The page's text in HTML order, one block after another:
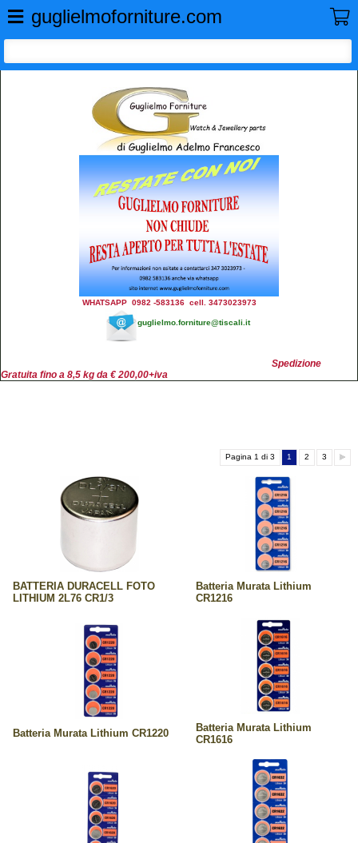
guglielmoforniture.com
GUGLIELMO FORNITURE
WHATSAPP 0982 -583136 cell. 3473023973
guglielmo.forniture@tiscali.it
Spedizione
Gratuita fino a 8,5 kg da € 200,00+iva
Pagina 1 di 3 1 2 3
BATTERIA DURACELL FOTO
LITHIUM 2L76 CR1/3
Batteria Murata Lithium
CR1216
Batteria Murata Lithium CR1220
Batteria Murata Lithium
CR1616